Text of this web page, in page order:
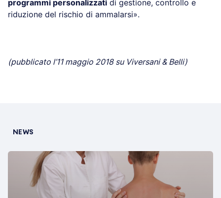
programmi personalizzati di gestione, controllo e
riduzione del rischio di ammalarsi».
(pubblicato l’11 maggio 2018 su Viversani & Belli)
NEWS